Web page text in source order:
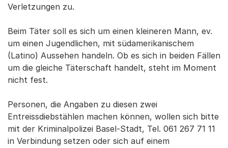
Verletzungen zu.
Beim Täter soll es sich um einen kleineren Mann, ev.
um einen Jugendlichen, mit südamerikanischem
(Latino) Aussehen handeln. Ob es sich in beiden Fällen
um die gleiche Täterschaft handelt, steht im Moment
nicht fest.
Personen, die Angaben zu diesen zwei
Entreissdiebstählen machen können, wollen sich bitte
mit der Kriminalpolizei Basel-Stadt, Tel. 061 267 71 11
in Verbindung setzen oder sich auf einem